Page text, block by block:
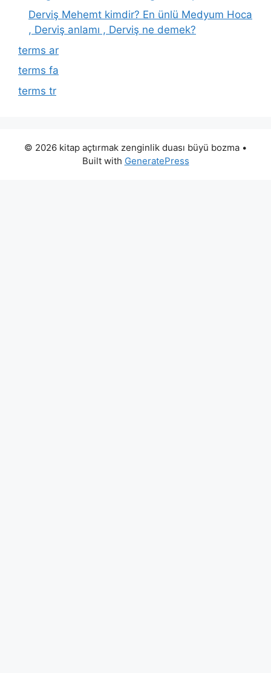
Derviş Mehemt kimdir? En ünlü Medyum Hoca
, Derviş anlamı , Derviş ne demek?
terms ar
terms fa
terms tr
© 2026 kitap açtırmak zenginlik duası büyü bozma •
Built with GeneratePress